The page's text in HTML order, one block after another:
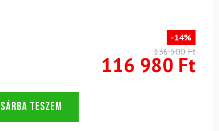
-14%
136 500 Ft
116 980 Ft
TESZEM